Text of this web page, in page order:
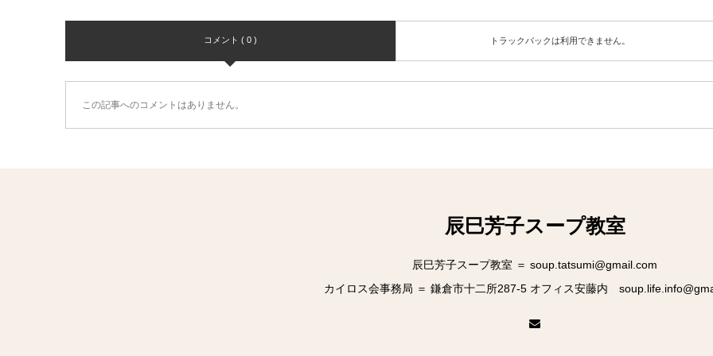
コメント ( 0 ) トラックバックは利用できません。
この記事へのコメントはありません。
辰巳芳子スープ教室
辰巳芳子スープ教室 ＝ soup.tatsumi@gmail.com
カイロス会事務局 ＝ 鎌倉市十二所287-5 オフィス安藤内